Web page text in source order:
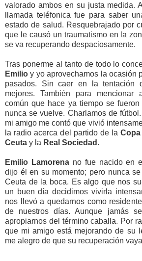
valorado ambos en su justa medida.
llamada teléfonica fue para saber
estado de salud. Resquebrajado por
que le causó un traumatismo en la
se va recuperando despaciosamente.
Tras ponerme al tanto de todo lo
Emilio y yo aprovechamos la ocasión
pasados. Sin caer en la tentación
mejores. También para mencionar
común que hace ya tiempo se
nunca se vuelve. Charlamos de
mi amigo me contó que vivió
la radio acerca del partido de la
Ceuta y la Real Sociedad .
Emilio Lamorenano fue nacido en
dijo él en su momento; pero nunca
Ceuta de la boca. Es algo que nos
un buen día decidimos vivirla
nos llevó a quedarnos como
de nuestros días. Aunque jamás
apropiarnos del término caballa. Por
que mi amigo está mejorando de su
me alegro de que su recuperación